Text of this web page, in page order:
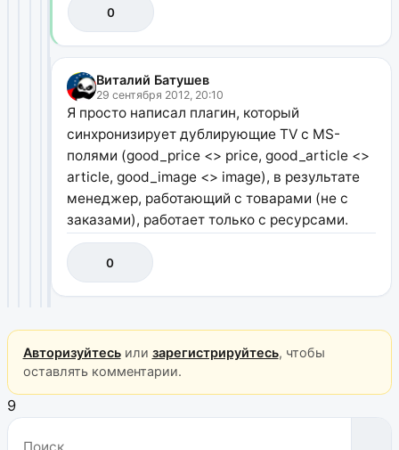
0
Виталий Батушев
29 сентября 2012, 20:10
Я просто написал плагин, который
синхронизирует дублирующие TV с MS-
полями (good_price <> price, good_article <>
article, good_image <> image), в результате
менеджер, работающий с товарами (не с
заказами), работает только с ресурсами.
0
Авторизуйтесьили зарегистрируйтесь, чтобы
оставлять комментарии.
9